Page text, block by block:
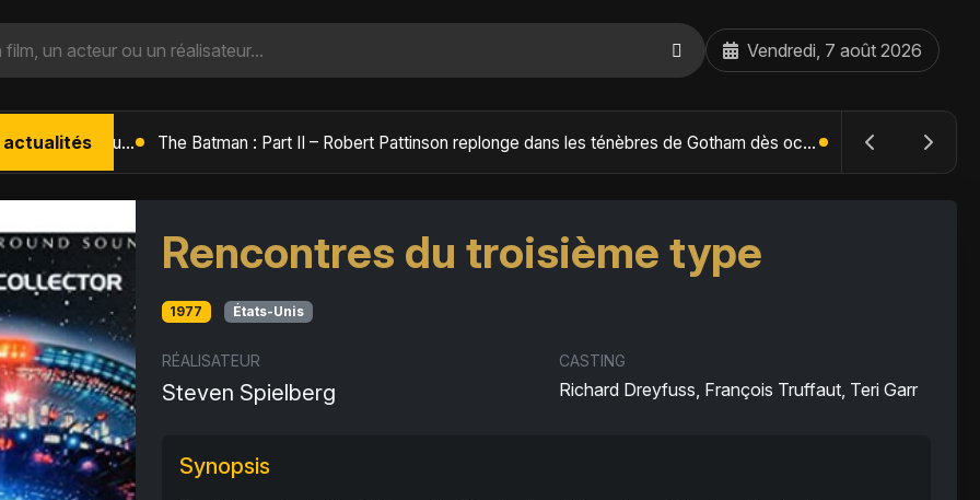
Vendredi, 7 août 2026
actualités L'Âge de Glace : Le Réveil du Volcan – Manny, Sid et Diego de retour pour une aventure explosive The Batman : Part II – Robert Pattinson replonge dans les ténèbres de Gotham dès octobre 2027
Rencontres du troisième type
1977 États-Unis
RÉALISATEUR
Steven Spielberg
CASTING
Richard Dreyfuss, François Truffaut, Teri Garr
Synopsis